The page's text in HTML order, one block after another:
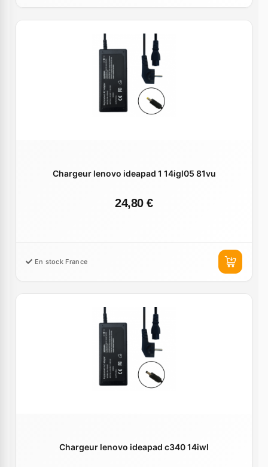
Chargeur lenovo ideapad 1 14igl05 81vu
24,80 €
En stock France
Chargeur lenovo ideapad c340 14iwl